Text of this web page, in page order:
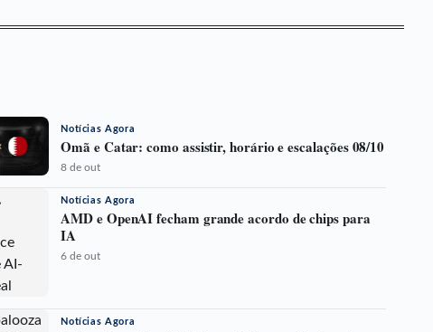
Notícias Agora
Omã e Catar: como assistir, horário e escalações 08/10
8 de out
Notícias Agora
AMD e OpenAI fecham grande acordo de chips para
IA
6 de out
Notícias Agora